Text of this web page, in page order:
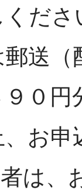
くださ
送
０
お
は、